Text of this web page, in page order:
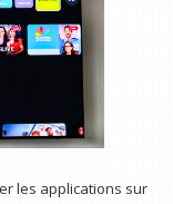
les applications sur